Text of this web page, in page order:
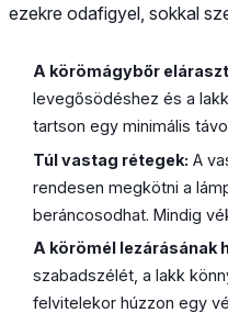
ezekre odafigyel, sokkal
A körömágybőr
levegősödéshez és a
tartson egy minimális
Túl vastag rétegek: A
rendesen megkötni a
beráncosodhat. Mindig
A körömél lezárásának
szabadszélét, a lakk
felvitelekor húzzon egy